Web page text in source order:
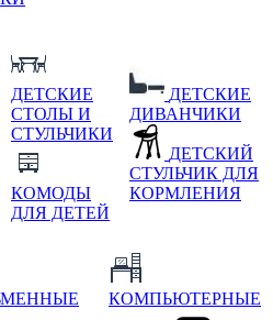
ДЕТСКИЕ
СТОЛЫ И
СТУЛЬЧИКИ
КОМОДЫ
ДЛЯ ДЕТЕЙ
ДЕТСКИЕ
ДИВАНЧИКИ
ДЕТСКИЙ
СТУЛЬЧИК ДЛЯ
КОРМЛЕНИЯ
КОМПЬЮТЕРНЫЕ